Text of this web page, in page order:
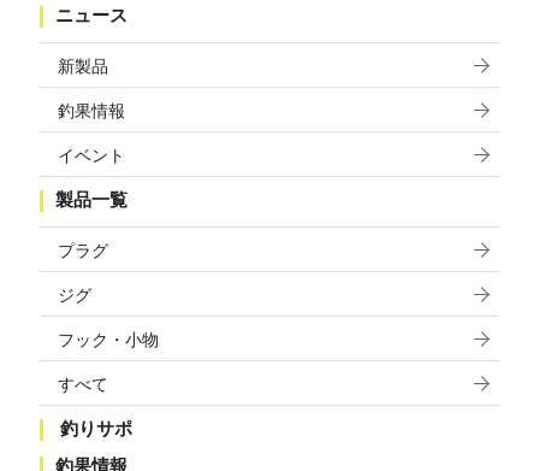
ニュース
新製品
釣果情報
イベント
製品一覧
プラグ
ジグ
フック・小物
すべて
釣りサポ
釣果情報